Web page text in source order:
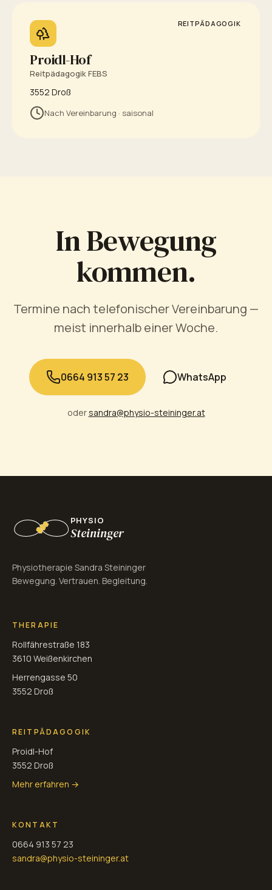
REITPÄDAGOGIK
Proidl-Hof
Reitpädagogik FEBS
3552 Droß
Nach Vereinbarung · saisonal
In Bewegung
kommen.
Termine nach telefonischer Vereinbarung —
meist innerhalb einer Woche.
0664 913 57 23 WhatsApp
odersandra@physio-steininger.at
PHYSIO
Steininger
Physiotherapie Sandra Steininger
Bewegung. Vertrauen. Begleitung.
THERAPIE
Rollfährestraße 183
3610 Weißenkirchen
Herrengasse 50
3552 Droß
REITPÄDAGOGIK
Proidl-Hof
3552 Droß
Mehr erfahren →
KONTAKT
0664 913 57 23
sandra@physio-steininger.at